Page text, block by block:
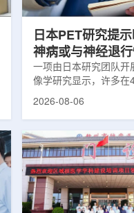
日本PET研究提
神病或与神经退
关
一项由日本研究团队开
像学研究显示，许多在
次出现幻觉、妄想等精
常沉积。研究纳入37名
病患者和47名年龄匹配
者。研究人员采用淀粉
踪剂^11C-PiB，以及
踪剂^18F-florzolotau，
脑中的β-淀粉样蛋白和
2026-08-06